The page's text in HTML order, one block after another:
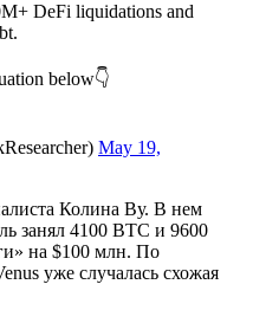
DeFi liquidations and
below👇
May 19,
Колина Ву. В нем
занял 4100 BTC и 9600
на $100 млн. По
уже случалась схожая